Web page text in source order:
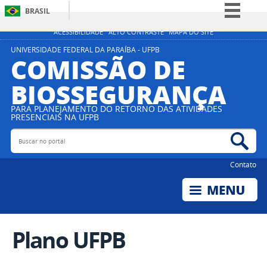
ACESSIBILIDADE ALTO CONTRASTE MAPA DO SITE
BRASIL
Simplifique!
Participe
Acesso à informação
Legislação
UNIVERSIDADE FEDERAL DA PARAÍBA - UFPB
COMISSÃO DE
BIOSSEGURANÇA
PARA PLANEJAMENTO DO RETORNO DAS ATIVIDADES
PRESENCIAIS NA UFPB
Buscar no portal
Contato
Plano UFPB